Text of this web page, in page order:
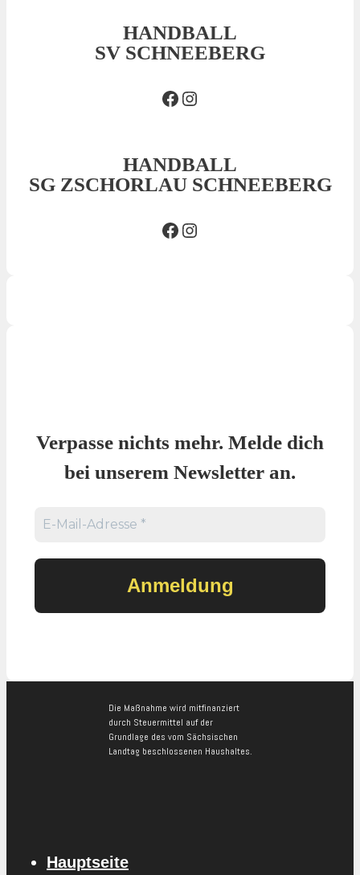
HANDBALL
SV SCHNEEBERG
Facebook SVSInsta SVS
HANDBALL
SG ZSCHORLAU SCHNEEBERG
Facebook SGInsta SG
Verpasse nichts mehr. Melde dich
bei unserem Newsletter an.
Die Maßnahme wird mitfinanziert
durch Steuermittel auf der
Grundlage des vom Sächsischen
Landtag beschlossenen Haushaltes.
Hauptseite